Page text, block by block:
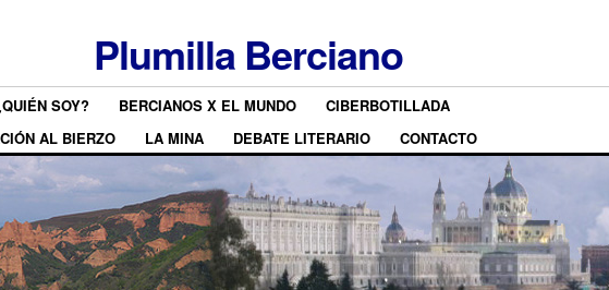
Plumilla Berciano
SOY? BERCIANOS X EL MUNDO
CIBERBOTILLADA
AL BIERZO
LA MINA DEBATE LITERARIO CONTACTO